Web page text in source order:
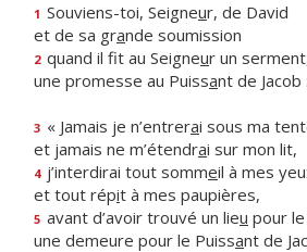
1 Souviens-toi, Seigneur, de David
et de sa grande soumission
2 quand il fit au Seigneur un
une promesse au Puissant de Jacob :
3 « Jamais je n’entrerai sous ma
et jamais ne m’étendrai sur mon lit,
4 j’interdirai tout sommeil à mes
et tout répit à mes paupières,
5 avant d’avoir trouvé un lieu pour
une demeure pour le Puissant de